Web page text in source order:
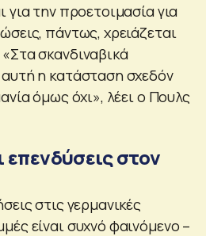
την προετοιμασία για
πάντως, χρειάζεται
σκανδιναβικά
η κατάσταση σχεδόν
όμως όχι», λέει ο Πουλς
στον
στις γερμανικές
είναι συχνό φαινόμενο –